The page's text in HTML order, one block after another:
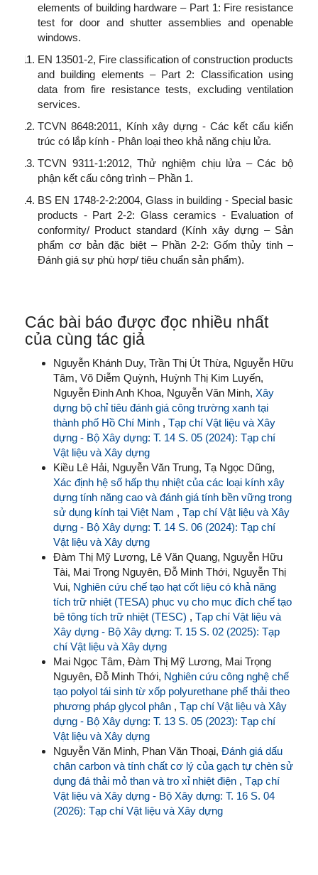
elements of building hardware – Part 1: Fire resistance
test for door and shutter assemblies and openable
windows.
EN 13501-2, Fire classification of construction products
and building elements – Part 2: Classification using
data from fire resistance tests, excluding ventilation
services.
TCVN 8648:2011, Kính xây dựng - Các kết cấu kiến
trúc có lắp kính - Phân loại theo khả năng chịu lửa.
TCVN 9311-1:2012, Thử nghiệm chịu lửa – Các bộ
phận kết cấu công trình – Phần 1.
BS EN 1748-2-2:2004, Glass in building - Special basic
products - Part 2-2: Glass ceramics - Evaluation of
conformity/ Product standard (Kính xây dựng – Sản
phẩm cơ bản đặc biệt – Phần 2-2: Gốm thủy tinh –
Đánh giá sự phù hợp/ tiêu chuẩn sản phẩm).
Các bài báo được đọc nhiều nhất
của cùng tác giả
Nguyễn Khánh Duy, Trần Thị Út Thừa, Nguyễn Hữu
Tâm, Võ Diễm Quỳnh, Huỳnh Thị Kim Luyến,
Nguyễn Đinh Anh Khoa, Nguyễn Văn Minh, Xây
dựng bộ chỉ tiêu đánh giá công trường xanh tại
thành phố Hồ Chí Minh , Tạp chí Vật liệu và Xây
dựng - Bộ Xây dựng: T. 14 S. 05 (2024): Tạp chí
Vật liệu và Xây dựng
Kiều Lê Hải, Nguyễn Văn Trung, Tạ Ngọc Dũng,
Xác định hệ số hấp thụ nhiệt của các loại kính xây
dựng tính năng cao và đánh giá tính bền vững trong
sử dụng kính tại Việt Nam , Tạp chí Vật liệu và Xây
dựng - Bộ Xây dựng: T. 14 S. 06 (2024): Tạp chí
Vật liệu và Xây dựng
Đàm Thị Mỹ Lương, Lê Văn Quang, Nguyễn Hữu
Tài, Mai Trọng Nguyên, Đỗ Minh Thới, Nguyễn Thị
Vui, Nghiên cứu chế tạo hạt cốt liệu có khả năng
tích trữ nhiệt (TESA) phục vụ cho mục đích chế tạo
bê tông tích trữ nhiệt (TESC) , Tạp chí Vật liệu và
Xây dựng - Bộ Xây dựng: T. 15 S. 02 (2025): Tạp
chí Vật liệu và Xây dựng
Mai Ngọc Tâm, Đàm Thị Mỹ Lương, Mai Trọng
Nguyên, Đỗ Minh Thới, Nghiên cứu công nghệ chế
tạo polyol tái sinh từ xốp polyurethane phế thải theo
phương pháp glycol phân , Tạp chí Vật liệu và Xây
dựng - Bộ Xây dựng: T. 13 S. 05 (2023): Tạp chí
Vật liệu và Xây dựng
Nguyễn Văn Minh, Phan Văn Thoại, Đánh giá dấu
chân carbon và tính chất cơ lý của gạch tự chèn sử
dụng đá thải mỏ than và tro xỉ nhiệt điện , Tạp chí
Vật liệu và Xây dựng - Bộ Xây dựng: T. 16 S. 04
(2026): Tạp chí Vật liệu và Xây dựng